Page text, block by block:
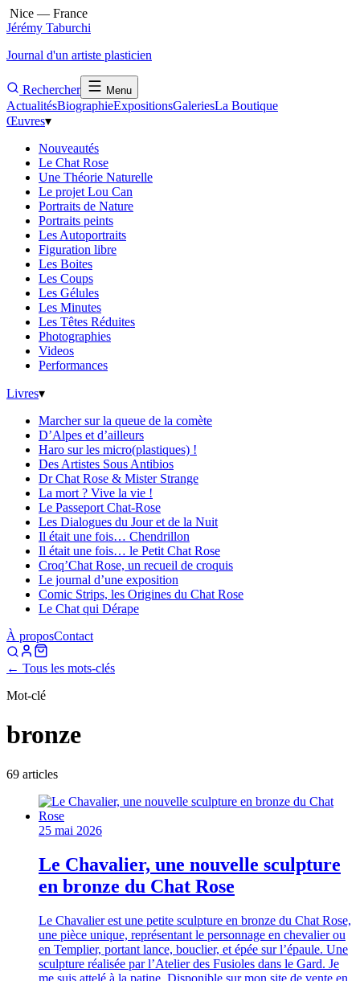
Nice — France
Jérémy Taburchi
Journal d'un artiste plasticien
Rechercher Menu
ActualitésBiographieExpositionsGaleriesLa Boutique
Œuvres▾
Nouveautés
Le Chat Rose
Une Théorie Naturelle
Le projet Lou Can
Portraits de Nature
Portraits peints
Les Autoportraits
Figuration libre
Les Boites
Les Coups
Les Gélules
Les Minutes
Les Têtes Réduites
Photographies
Videos
Performances
Livres▾
Marcher sur la queue de la comète
D’Alpes et d’ailleurs
Haro sur les micro(plastiques) !
Des Artistes Sous Antibios
Dr Chat Rose & Mister Strange
La mort ? Vive la vie !
Le Passeport Chat-Rose
Les Dialogues du Jour et de la Nuit
Il était une fois… Chendrillon
Il était une fois… le Petit Chat Rose
Croq’Chat Rose, un recueil de croquis
Le journal d’une exposition
Comic Strips, les Origines du Chat Rose
Le Chat qui Dérape
À proposContact
← Tous les mots-clés
Mot-clé
bronze
69 articles
25 mai 2026
Le Chavalier, une nouvelle sculpture
en bronze du Chat Rose
Le Chavalier est une petite sculpture en bronze du Chat Rose,
une pièce unique, représentant le personnage en chevalier ou
en Templier, portant lance, bouclier, et épée sur l’épaule. Une
sculpture réalisée par l’Atelier des Fusioles dans le Gard. Je
me suis attelé à la patine. Disponible sur mon site de vente en